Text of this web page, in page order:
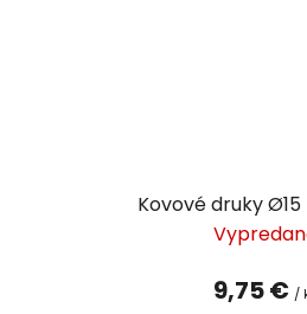
Kovové druky
9,75 € /